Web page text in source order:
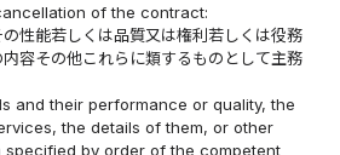
of the contract:
性能若しくは品質又は権利若しくは役務
容その他これらに類するものとして主務
and their performance or quality, the
the details of them, or other
specified by order of the competent